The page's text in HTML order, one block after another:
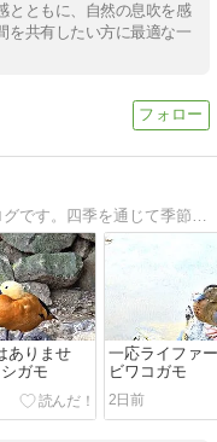
とともに、自然の息吹を感
を共有したい方に最適な一
関西地方での探鳥、および撮影のブログです。四季を通じて季節の鳥や珍鳥を追いかけています。野鳥撮影の様子やカメラ、レンズの情報もご参考に！
ありませ
ガモ
一応ライファ
ビワコガモ
2日前